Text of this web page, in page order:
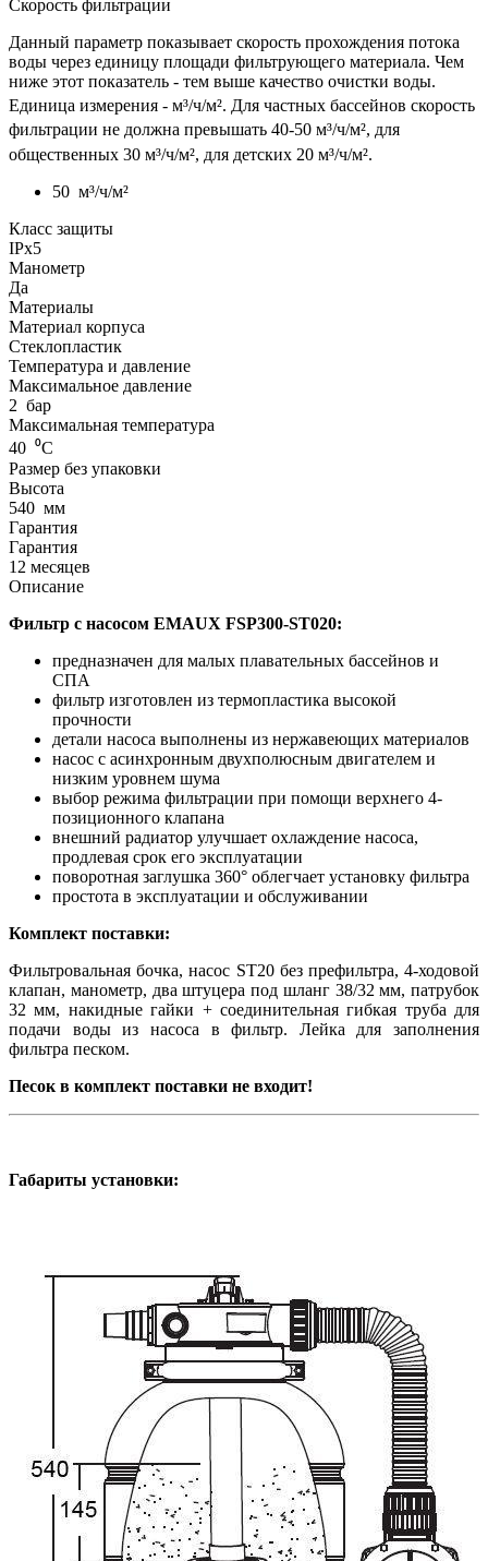
Скорость фильтрации
Данный параметр показывает скорость прохождения потока
воды через единицу площади фильтрующего материала. Чем
ниже этот показатель - тем выше качество очистки воды.
Единица измерения - м³/ч/м². Для частных бассейнов скорость
фильтрации не должна превышать 40-50 м³/ч/м², для
общественных 30 м³/ч/м², для детских 20 м³/ч/м².
50 м³/ч/м²
Класс защиты
IPx5
Манометр
Да
Материалы
Материал корпуса
Стеклопластик
Температура и давление
Максимальное давление
2 бар
Максимальная температура
40 ⁰С
Размер без упаковки
Высота
540 мм
Гарантия
Гарантия
12 месяцев
Описание
Фильтр с насосом EMAUX FSP300-ST020:
предназначен для малых плавательных бассейнов и
СПА
фильтр изготовлен из термопластика высокой
прочности
детали насоса выполнены из нержавеющих материалов
насос с асинхронным двухполюсным двигателем и
низким уровнем шума
выбор режима фильтрации при помощи верхнего 4-
позиционного клапана
внешний радиатор улучшает охлаждение насоса,
продлевая срок его эксплуатации
поворотная заглушка 360° облегчает установку фильтра
простота в эксплуатации и обслуживании
Комплект поставки:
Фильтровальная бочка, насос ST20 без префильтра, 4-ходовой
клапан, манометр, два штуцера под шланг 38/32 мм, патрубок
32 мм, накидные гайки + соединительная гибкая труба для
подачи воды из насоса в фильтр. Лейка для заполнения
фильтра песком.
Песок в комплект поставки не входит!
Габариты установки: